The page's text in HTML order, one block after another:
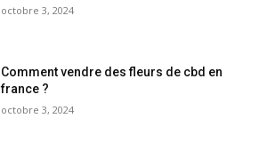
octobre 3, 2024
Comment vendre des fleurs de cbd en
france ?
octobre 3, 2024